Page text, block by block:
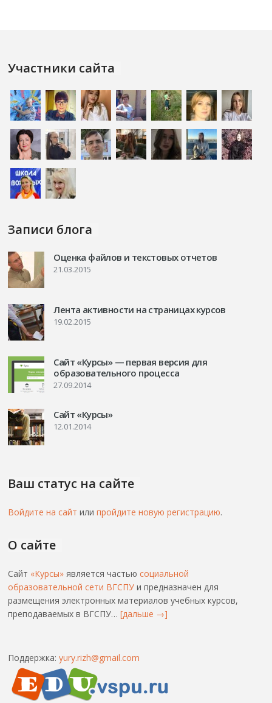
Участники сайта
Записи блога
Оценка файлов и текстовых отчетов
21.03.2015
Лента активности на страницах курсов
19.02.2015
Сайт «Курсы» — первая версия для
образовательного процесса
27.09.2014
Сайт «Курсы»
12.01.2014
Ваш статус на сайте
Войдите на сайт илипройдите новую регистрацию.
О сайте
Сайт «Курсы» является частьюсоциальной
образовательной сети ВГСПУ и предназначен для
размещения электронных материалов учебных курсов,
преподаваемых в ВГСПУ…[дальше →]
Поддержка:yury.rizh@gmail.com